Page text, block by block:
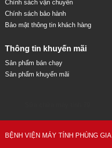
Chính sách vận chuyển
Chính sách bảo hành
Bảo mật thông tin khách hàng
Thông tin khuyến mãi
Sản phẩm bán chạy
Sản phẩm khuyến mãi
BỆNH VIỆN MÁY TÍNH PHÙNG GIA